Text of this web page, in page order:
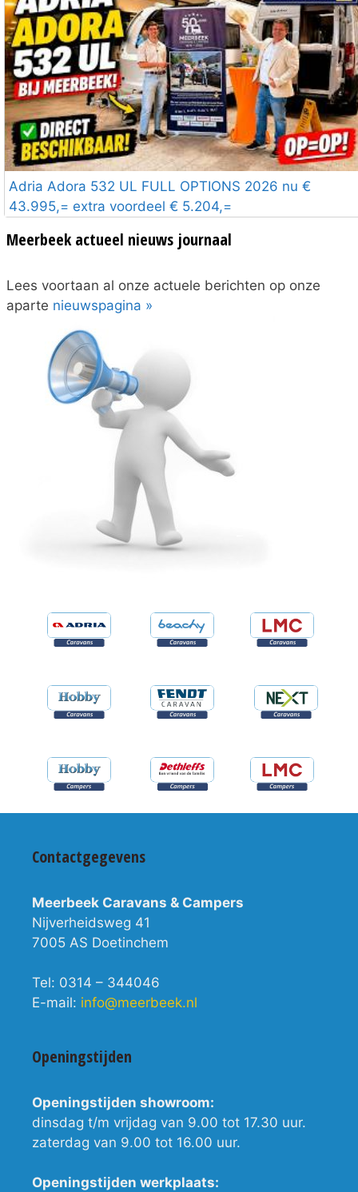
Adria Adora 532 UL FULL OPTIONS 2026 nu €
43.995,= extra voordeel € 5.204,=
Meerbeek actueel nieuws journaal
Lees voortaan al onze actuele berichten op onze
aparte nieuwspagina »
Contactgegevens
Meerbeek Caravans & Campers
Nijverheidsweg 41
7005 AS Doetinchem
Tel: 0314 – 344046
E-mail: info@meerbeek.nl
Openingstijden
Openingstijden showroom:
dinsdag t/m vrijdag van 9.00 tot 17.30 uur.
zaterdag van 9.00 tot 16.00 uur.
Openingstijden werkplaats: